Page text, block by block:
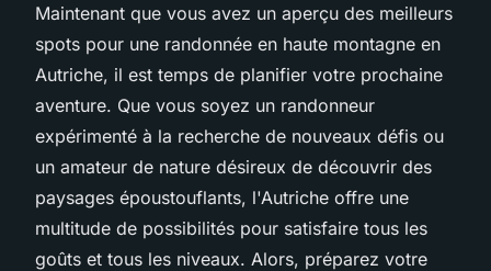
Maintenant que vous avez un aperçu des meilleurs
spots pour une randonnée en haute montagne en
Autriche, il est temps de planifier votre prochaine
aventure. Que vous soyez un randonneur
expérimenté à la recherche de nouveaux défis ou
un amateur de nature désireux de découvrir des
paysages époustouflants, l'Autriche offre une
multitude de possibilités pour satisfaire tous les
goûts et tous les niveaux. Alors, préparez votre